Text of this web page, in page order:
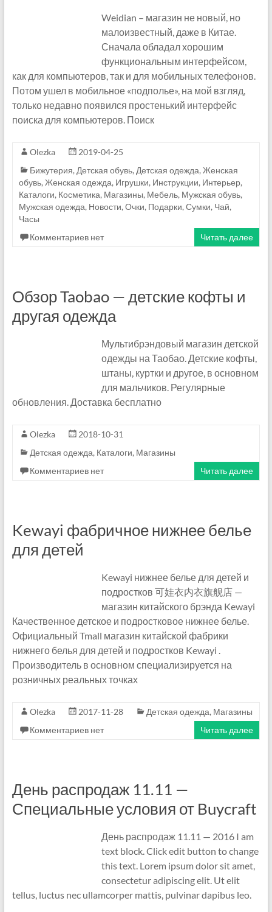
п
л
а
а
д
р
у
м
.
a
o
n
A
П
е
д
н
и
к
П
р
и
Weidian – магазин не новый, но
малоизвестный, даже в Китае.
Сначала обладал хорошим
функциональным интерфейсом,
как для компьютеров, так и для мобильных телефонов.
Потом ушел в мобильное «подполье», на мой взгляд,
только недавно появился простенький интерфейс
поиска для компьютеров. Поиск
Olezka
2019-04-25
Бижутерия, Детская обувь, Детская одежда, Женская
обувь, Женская одежда, Игрушки, Инструкции, Интерьер,
Каталоги, Косметика, Магазины, Мебель, Мужская обувь,
Мужская одежда, Новости, Очки, Подарки, Сумки, Чай,
Часы
Комментариев нет
Читать далее
Обзор Taobao — детские кофты и
другая одежда
Мультибрэндовый магазин детской
одежды на Таобао. Детские кофты,
штаны, куртки и другое, в основном
для мальчиков. Регулярные
обновления. Доставка бесплатно
Olezka
2018-10-31
Детская одежда, Каталоги, Магазины
Комментариев нет
Читать далее
Kewayi фабричное нижнее белье
для детей
Kewayi нижнее белье для детей и
подростков 可娃衣内衣旗舰店 —
магазин китайского брэнда Kewayi
Качественное детское и подростковое нижнее белье.
Официальный Tmall магазин китайской фабрики
нижнего белья для детей и подростков Kewayi .
Производитель в основном специализируется на
розничных реальных точках
Olezka 2017-11-28 Детская одежда, Магазины
Комментариев нет
Читать далее
День распродаж 11.11 —
Специальные условия от Buycraft
День распродаж 11.11 — 2016 I am
text block. Click edit button to change
this text. Lorem ipsum dolor sit amet,
consectetur adipiscing elit. Ut elit
tellus, luctus nec ullamcorper mattis, pulvinar dapibus leo.